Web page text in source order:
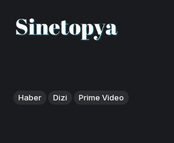
Haber Dizi Prime Video